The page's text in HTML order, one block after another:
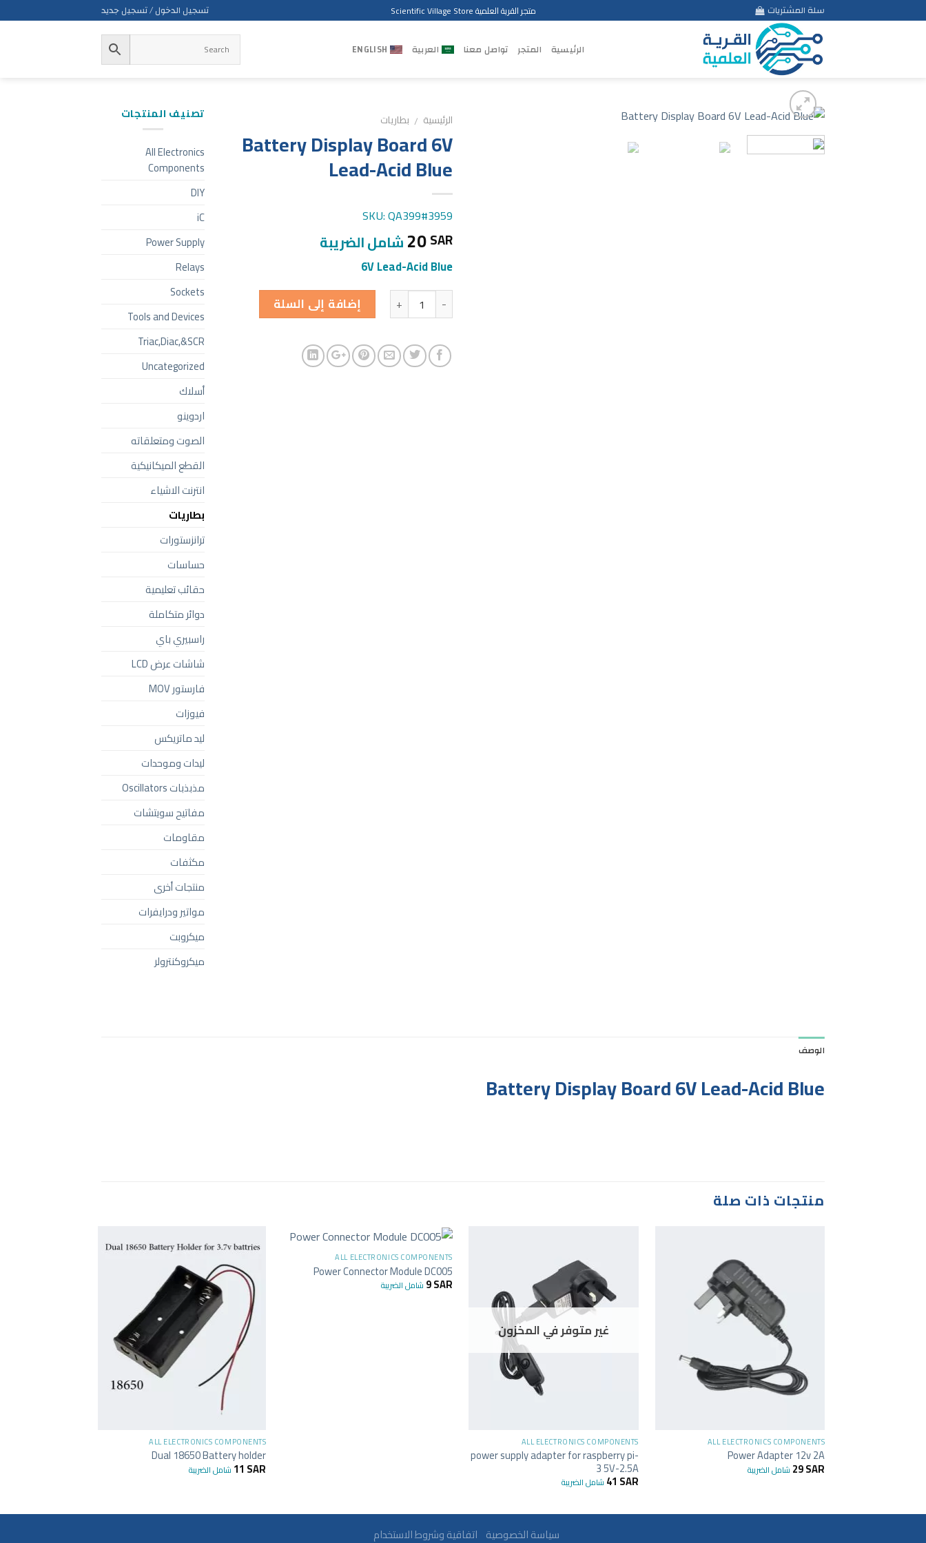
to
سلة المشتريات متجر القرية العلمية Scientific Village Store تسجيل الدخول / تسجيل جديد
الرئيسية المتجر تواصل معنا العربية ENGLISH
الرئيسية / بطاريات
Battery Display Board 6V
Lead-Acid Blue
SKU: QA399#3959
20SAR شامل الضريبة
6V Lead-Acid Blue
الكمية إضافة إلى السلة
تصنيف المنتجات
All Electronics
Components
DIY
iC
Power Supply
Relays
Sockets
Tools and Devices
Triac,Diac,&SCR
Uncategorized
أسلاك
اردوينو
الصوت ومتعلقاته
القطع الميكانيكية
انترنت الاشياء
بطاريات
ترانزستورات
حساسات
حقائب تعليمية
دوائر متكاملة
راسبيري باي
شاشات عرض LCD
فارستور MOV
فيوزات
ليد ماتريكس
ليدات وموحدات
مذبذبات Oscillators
مفاتيح سويتشات
مقاومات
مكثفات
منتجات أخرى
مواتير ودرايفرات
ميكروبت
ميكروكنترولر
الوصف
Battery Display Board 6V Lead-Acid Blue
منتجات ذات صلة
ALL ELECTRONICS COMPONENTS
Power Adapter 12v 2A
29SAR شامل الضريبة
غير متوفر في المخزون
ALL ELECTRONICS COMPONENTS
power supply adapter for raspberry pi-
3 5V-2.5A
41 SAR شامل الضريبة
ALL ELECTRONICS COMPONENTS
Power Connector Module DC005
9SAR شامل الضريبة
ALL ELECTRONICS COMPONENTS
Dual 18650 Battery holder
11 SAR شامل الضريبة
سياسة الخصوصية اتفاقية وشروط الاستخدام